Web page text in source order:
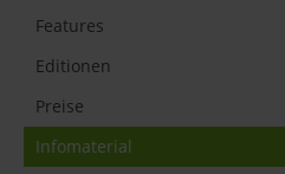
Features
Editionen
Preise
Infomaterial